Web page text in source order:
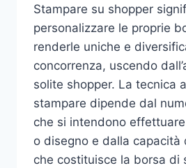
Stampare su shopper
personalizzare le proprie
renderle uniche e
concorrenza, uscendo
solite shopper. La tecnica
stampare dipende dal
che si intendono
o disegno e dalla capacità
che costituisce la borsa di